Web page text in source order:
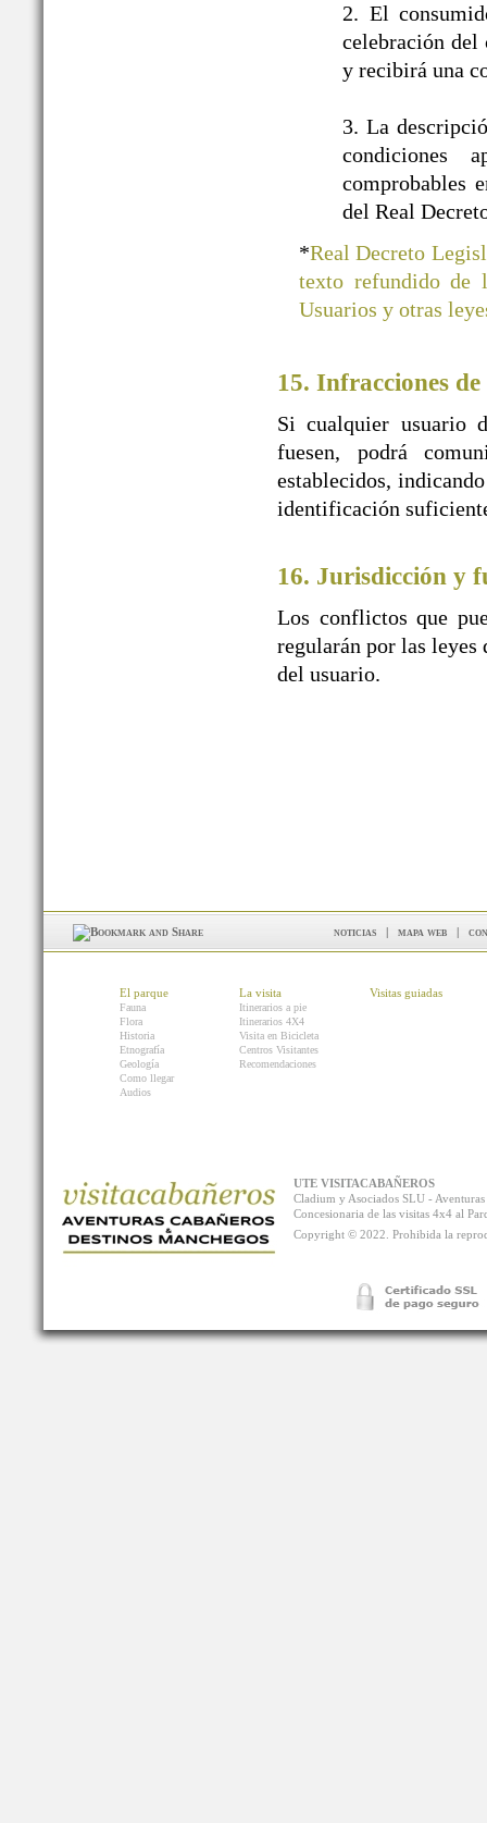
2. El
celebración del
y recibirá una
3. La
condiciones
comprobables
del Real
*Real Decreto
texto refundido de
Usuarios y otras
15. Infracciones de
Si cualquier usuario
fuesen, podrá
establecidos,
identificación
16. Jurisdicción y
Los conflictos que
regularán por las leyes
del usuario.
noticias | mapa web |
El parque
Fauna
Flora
Historia
Etnografía
Geología
Como llegar
Audios
La visita
Itinerarios a pie
Itinerarios 4X4
Visita en Bicicleta
Centros Visitantes
Recomendaciones
Visitas guiadas
UTE VISITACABAÑEROS
Cladium y Asociados SLU -
Concesionaria de las visitas 4x4 al
Copyright © 2022. Prohibida la